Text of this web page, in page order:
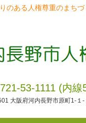
のある人権尊重のまちづ
53-1111 (内線
大阪府河内長野市原町1-